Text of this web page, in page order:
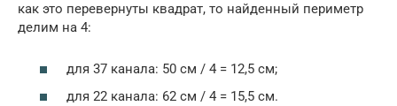
как это перевернуты квадрат, то найденный периметр
делим на 4:
для 37 канала: 50 см / 4 = 12,5 см;
для 22 канала: 62 см / 4 = 15,5 см.